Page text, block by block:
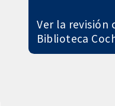
Ver la revisión
Biblioteca